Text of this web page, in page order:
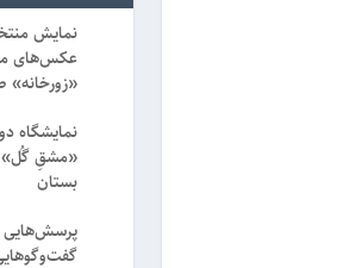
نمایش
عکس‌های
«زورخانه»
نمایشگاه
«مشقِ گُل»
بستان
پرسش‌هایی